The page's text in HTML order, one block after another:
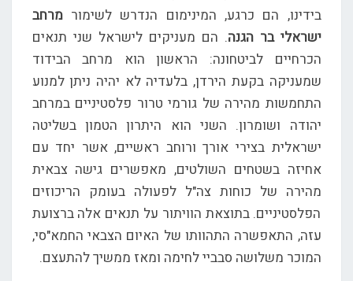
בידינו, הם כרגע, המינימום הנדרש לשימור מרחב
ישראלי בר הגנה. הם מעניקים לישראל שני תנאים
הכרחיים לביטחונה: הראשון הוא מרחב הבידוד
שמעניקה בקעת הירדן, בלעדיה לא יהיה ניתן למנוע
התחמשות מהירה של גורמי טרור פלסטיניים במרחב
יהודה ושומרון. השני הוא היתרון הטמון בשליטה
ישראלית בצירי אורך ורוחב ראשיים, אשר יחד עם
אחיזה בשטחים השולטים, מאפשרים גישה צבאית
מהירה של כוחות צה"ל לפעולה בעומק הריכוזים
הפלסטיניים. בתוצאת הוויתור על תנאים אלה ברצועת
עזה, התאפשרה התהוותו של האיום הצבאי החמא"סי,
המוכר משלושה סבביי לחימה ומאז ממשיך להתעצם.